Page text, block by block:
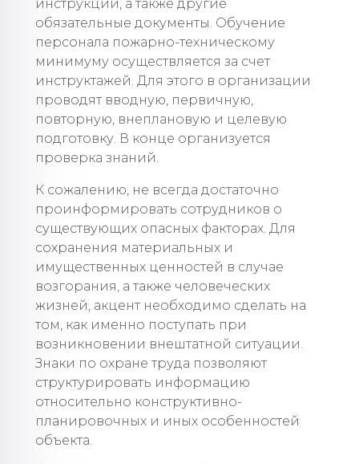
инструкции, а также другие
обязательные документы. Обучение
персонала пожарно-техническому
минимуму осуществляется за счет
инструктажей. Для этого в организации
проводят вводную, первичную,
повторную, внеплановую и целевую
подготовку. В конце организуется
проверка знаний.
К сожалению, не всегда достаточно
проинформировать сотрудников о
существующих опасных факторах. Для
сохранения материальных и
имущественных ценностей в случае
возгорания, а также человеческих
жизней, акцент необходимо сделать на
том, как именно поступать при
возникновении внештатной ситуации.
Знаки по охране труда позволяют
структурировать информацию
относительно конструктивно-
планировочных и иных особенностей
объекта.